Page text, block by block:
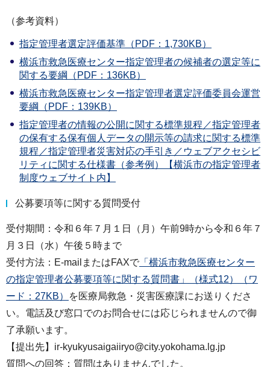
（参考資料）
指定管理者選定評価基準（PDF：1,730KB）
横浜市救急医療センター指定管理者の候補者の選定等に
関する要綱（PDF：136KB）
横浜市救急医療センター指定管理者選定評価委員会運営
要綱（PDF：139KB）
指定管理者の情報の公開に関する標準規程／指定管理者
の保有する保有個人データの開示等の請求に関する標準
規程／指定管理者災害対応の手引き／ウェブアクセシビ
リティに関する仕様書（参考例）【横浜市の指定管理者
制度ウェブサイト内】
公募要項等に関する質問受付
受付期間：令和６年７月１日（月）午前9時から令和６年７
月３日（水）午後５時まで
受付方法：E-mailまたはFAXで 「横浜市救急医療センター
の指定管理者公募要項等に関する質問書」（様式12）（ワ
ード：27KB）
を医療局救急・災害医療課にお送りくださ
い。電話及び窓口でのお問合せには応じられませんので御
了承願います。
【提出先】ir-kyukyusaigaiiryo@city.yokohama.lg.jp
質問への回答：質問はありませんでした。